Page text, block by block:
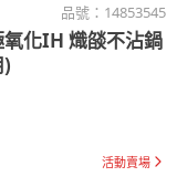
品號： 14853545
化IH 熾燄不沾鍋
活動賣場